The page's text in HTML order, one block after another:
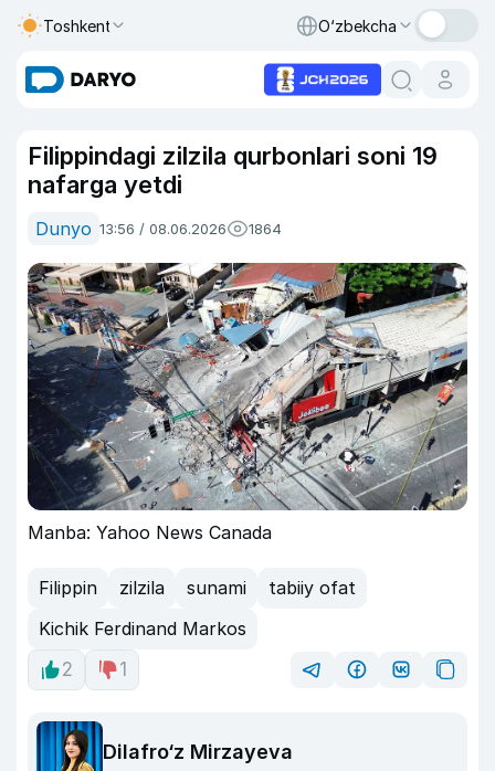
Toshkent O‘zbekcha
Filippindagi zilzila qurbonlari soni 19
nafarga yetdi
Dunyo 13:56 / 08.06.2026 1864
Manba: Yahoo News Canada
Filippin zilzila sunami
tabiiy ofat
Kichik Ferdinand Markos
2
1
Dilafro‘z Mirzayeva